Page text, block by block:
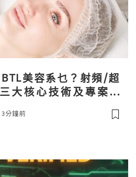
BTL美容系乜？射頻/超
大核心技術及專案盤
3分鐘前